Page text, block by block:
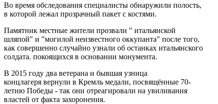
Во время обследования специалисты обнаружили полость,
в которой лежал прозрачный пакет с костями.
Памятник местные жители прозвали " итальянской
шляпой" и "могилой неизвестного оккупанта" после того,
как совершенно случайно узнали об останках итальянского
солдата. покоящихся в основании монумента.
В 2015 году два ветерана и бывшая узница
концлагеря вернули в Кремль медали, посвящённые 70-
летию Победы - так они отреагировали на увиливания
властей от факта захоронения.